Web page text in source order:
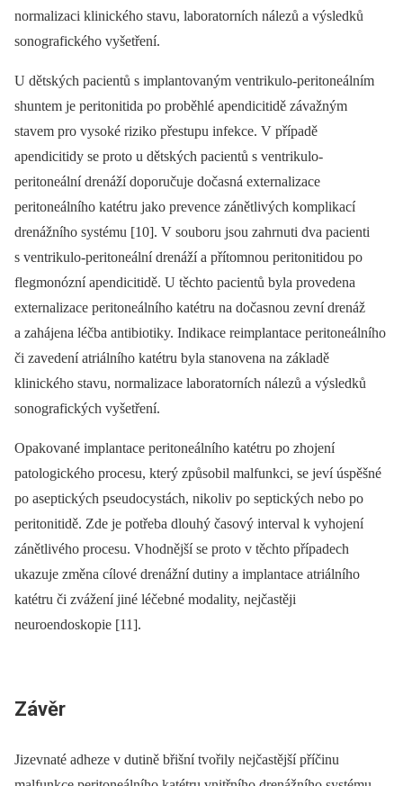
normalizaci klinického stavu, laboratorních nálezů a výsledků
sonografického vyšetření.
U dětských pacientů s implantovaným ventrikulo-peritoneálním
shuntem je peritonitida po proběhlé apendicitidě závažným
stavem pro vysoké riziko přestupu infekce. V případě
apendicitidy se proto u dětských pacientů s ventrikulo-
peritoneální drenáží doporučuje dočasná externalizace
peritoneálního katétru jako prevence zánětlivých komplikací
drenážního systému [10]. V souboru jsou zahrnuti dva pacienti
s ventrikulo-peritoneální drenáží a přítomnou peritonitidou po
flegmonózní apendicitidě. U těchto pacientů byla provedena
externalizace peritoneálního katétru na dočasnou zevní drenáž
a zahájena léčba antibiotiky. Indikace reimplantace peritoneálního
či zavedení atriálního katétru byla stanovena na základě
klinického stavu, normalizace laboratorních nálezů a výsledků
sonografických vyšetření.
Opakované implantace peritoneálního katétru po zhojení
patologického procesu, který způsobil malfunkci, se jeví úspěšné
po aseptických pseudocystách, nikoliv po septických nebo po
peritonitidě. Zde je potřeba dlouhý časový interval k vyhojení
zánětlivého procesu. Vhodnější se proto v těchto případech
ukazuje změna cílové drenážní dutiny a implantace atriálního
katétru či zvážení jiné léčebné modality, nejčastěji
neuroendoskopie [11].
Závěr
Jizevnaté adheze v dutině břišní tvořily nejčastější příčinu